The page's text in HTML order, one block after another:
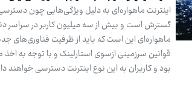
اینترنت ماهواره‌ای به دلیل ویژگی‌هایی چون
گسترش است و بیش از سه میلیون کاربر در سراسر
ماهواره‌ای این است که باید از ظرفیت فناوری‌های
قوانین سرزمینی ازسوی استارلینک و با توجه به اخذ
بود و کاربران به این نوع اینترنت دسترسی خواهند